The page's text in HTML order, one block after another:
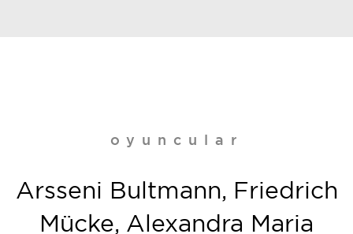
oyuncular
Arsseni Bultmann, Friedrich
Mücke, Alexandra Maria